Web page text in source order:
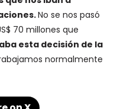
No se nos pasó
70 millones que
esta decisión de la
normalmente